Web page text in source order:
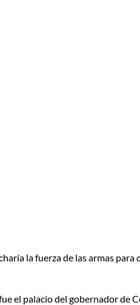
la fuerza de las armas
el palacio del gobernador de